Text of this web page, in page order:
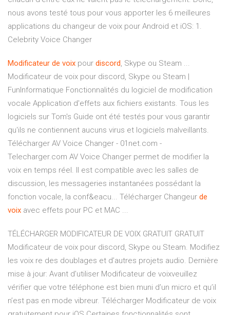
nous avons testé tous pour vous apporter les 6 meilleures
applications du changeur de voix pour Android et iOS: 1.
Celebrity Voice Changer
Modificateur de voix pour discord, Skype ou Steam ...
Modificateur de voix pour discord, Skype ou Steam |
FunInformatique Fonctionnalités du logiciel de modification
vocale Application d'effets aux fichiers existants. Tous les
logiciels sur Tom's Guide ont été testés pour vous garantir
qu'ils ne contiennent aucuns virus et logiciels malveillants.
Télécharger AV Voice Changer - 01net.com -
Telecharger.com AV Voice Changer permet de modifier la
voix en temps réel. Il est compatible avec les salles de
discussion, les messageries instantanées possédant la
fonction vocale, la conf&eacu... Télécharger Changeur de
voix avec effets pour PC et MAC ...
TÉLÉCHARGER MODIFICATEUR DE VOIX GRATUIT GRATUIT
Modificateur de voix pour discord, Skype ou Steam. Modifiez
les voix re des doublages et d’autres projets audio. Dernière
mise à jour: Avant d’utiliser Modificateur de voixveuillez
vérifier que votre téléphone est bien muni d’un micro et qu’il
n’est pas en mode vibreur. Télécharger Modificateur de voix